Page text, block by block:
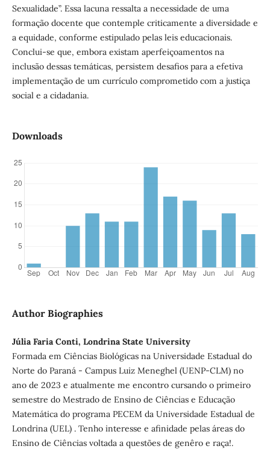
Sexualidade”. Essa lacuna ressalta a necessidade de uma
formação docente que contemple criticamente a diversidade e
a equidade, conforme estipulado pelas leis educacionais.
Conclui-se que, embora existam aperfeiçoamentos na
inclusão dessas temáticas, persistem desafios para a efetiva
implementação de um currículo comprometido com a justiça
social e a cidadania.
Downloads
Author Biographies
Júlia Faria Conti, Londrina State University
Formada em Ciências Biológicas na Universidade Estadual do
Norte do Paraná - Campus Luiz Meneghel (UENP-CLM) no
ano de 2023 e atualmente me encontro cursando o primeiro
semestre do Mestrado de Ensino de Ciências e Educação
Matemática do programa PECEM da Universidade Estadual de
Londrina (UEL) . Tenho interesse e afinidade pelas áreas do
Ensino de Ciências voltada a questões de genêro e raça!.